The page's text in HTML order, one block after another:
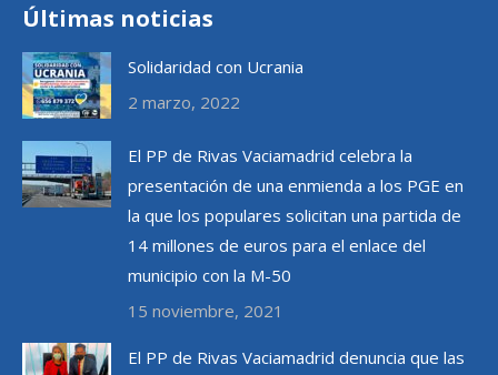
opens
in
new
window
opens
in
new
window
opens
in
new
window
opens
new
window
Últimas noticias
Solidaridad con Ucrania
2 marzo, 2022
El PP de Rivas Vaciamadrid celebra la
presentación de una enmienda a los PGE en
la que los populares solicitan una partida de
14 millones de euros para el enlace del
municipio con la M-50
15 noviembre, 2021
El PP de Rivas Vaciamadrid denuncia que las